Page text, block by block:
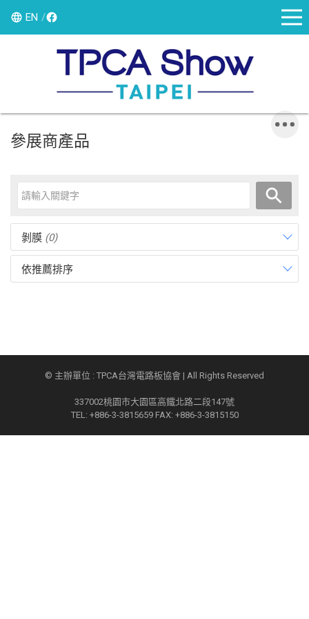
EN
參展商產品
剝膜 (0)
依推薦排序
© 主辦單位 : TPCA台灣電路板協會 | All Rights Reserved
337002桃園市大園區高鐵北路二段147號
TEL: +886-3-3815659 FAX: +886-3-3815150